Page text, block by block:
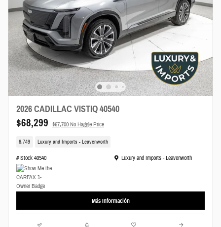
2026 CADILLAC VISTIQ 40540
$68,299 $67,700 No Haggle Price
6,749 Luxury and Imports - Leavenworth
# Stock 40540 Ubicación: Luxury and Imports - Leavenworth
Luxury and Imports - Leavenworth
Más Información